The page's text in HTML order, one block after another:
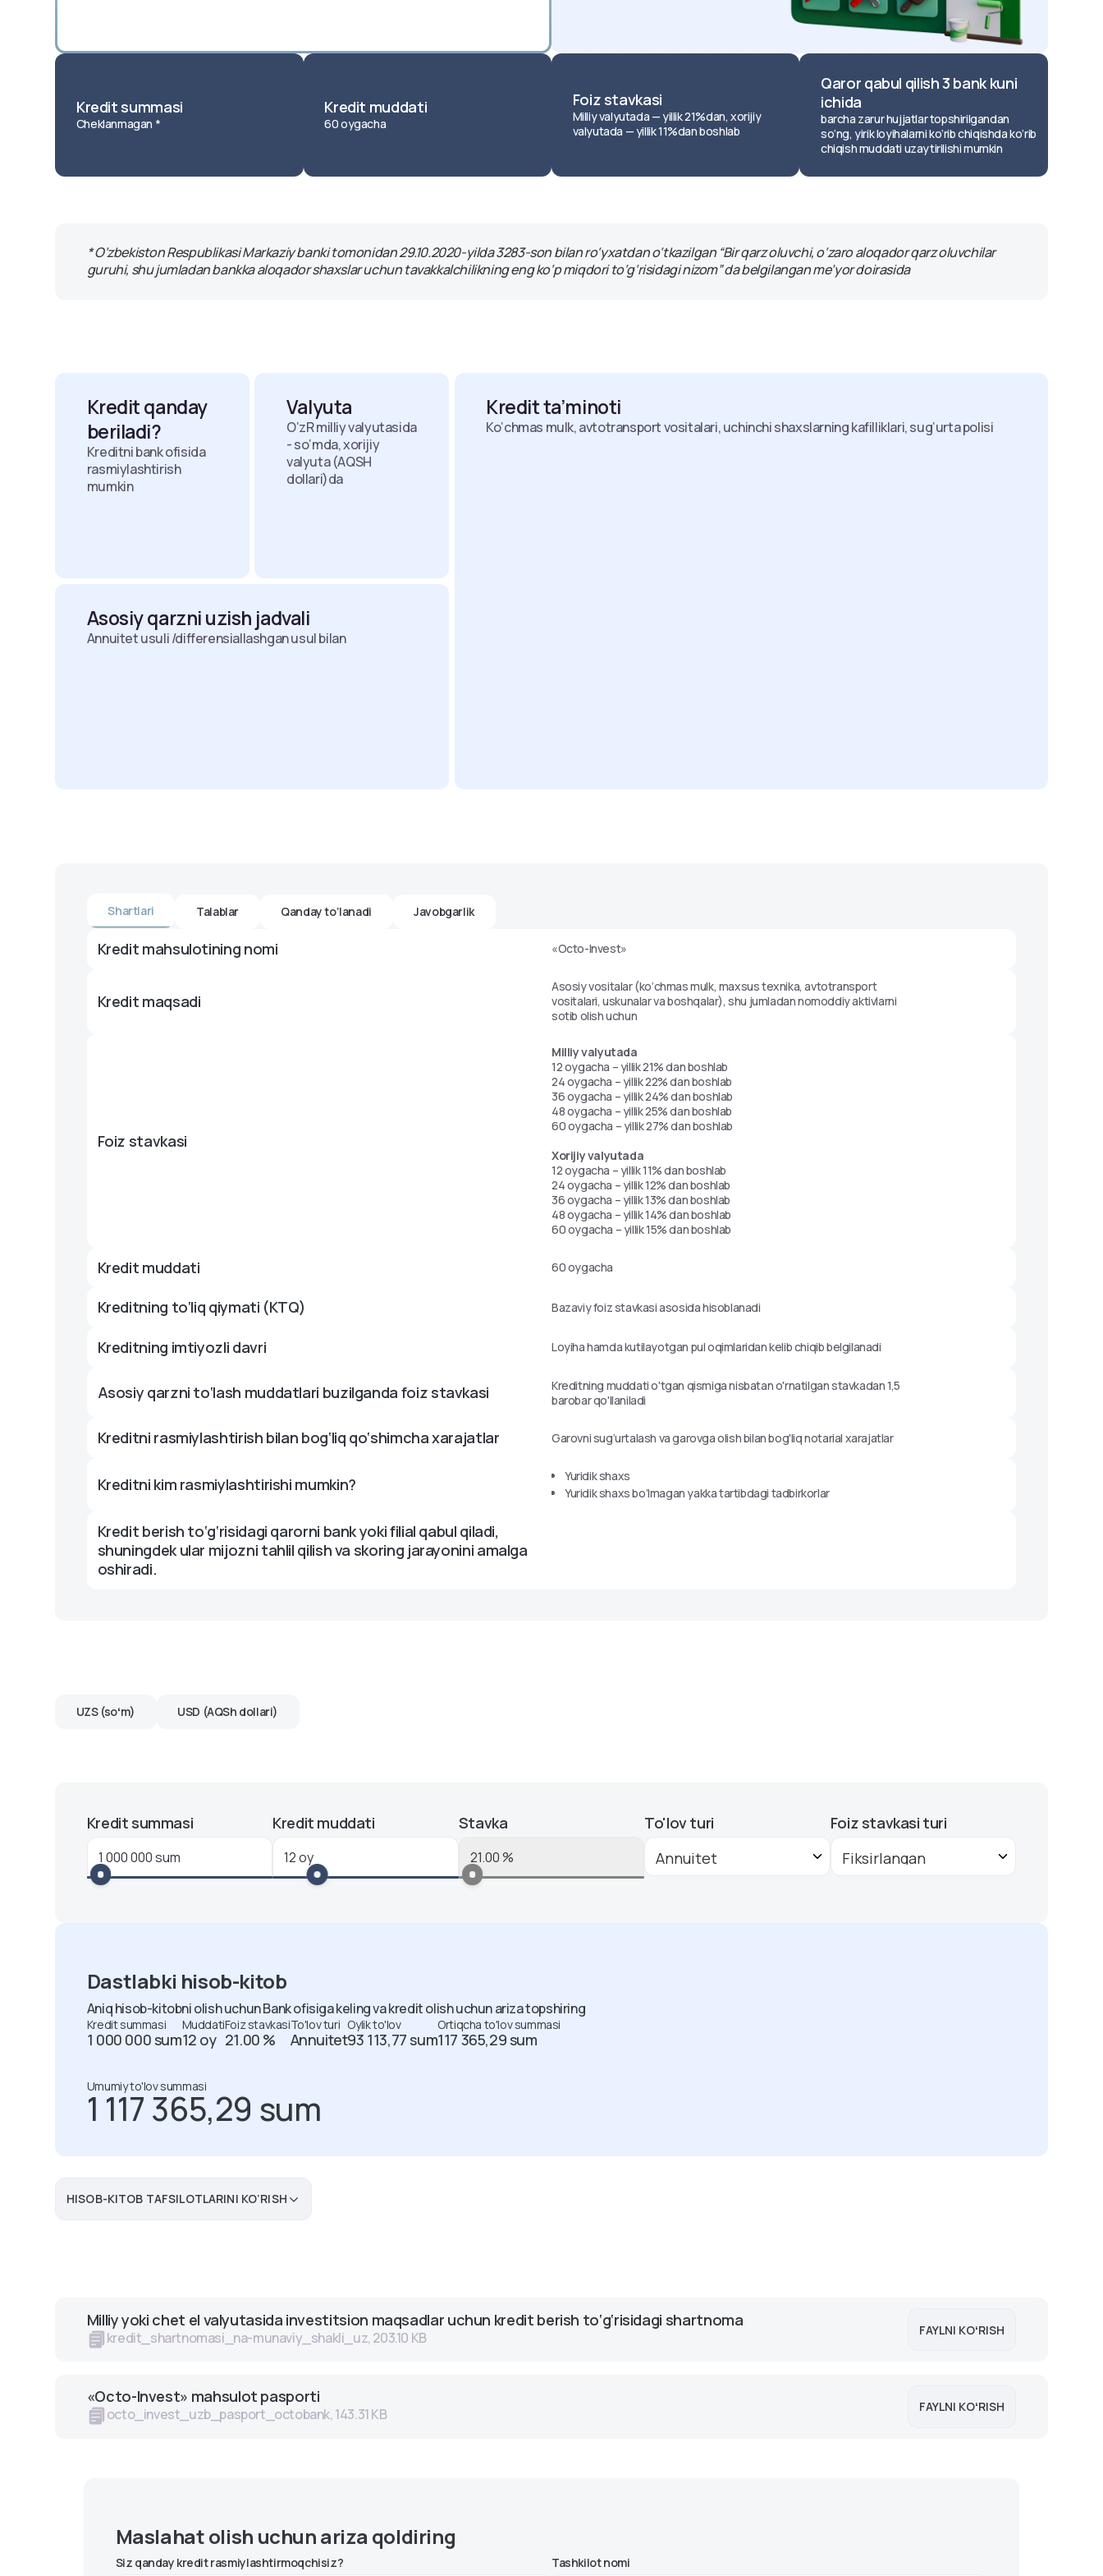
Octo-Mobile uchun
Kredit summasi
Cheklanmagan *
Kredit muddati
60 oygacha
Foiz stavkasi
Milliy valyutada — yillik 21%dan, xorijiy
valyutada — yillik 11%dan boshlab
Qaror qabul qilish 3 bank kuni
ichida
barcha zarur hujjatlar topshirilgandan
so‘ng, yirik loyihalarni ko‘rib chiqishda ko‘rib
chiqish muddati uzaytirilishi mumkin
* O‘zbekiston Respublikasi Markaziy banki tomonidan 29.10.2020-yilda 3283-son bilan ro‘yxatdan o‘tkazilgan “Bir qarz oluvchi, o‘zaro aloqador qarz oluvchilar
guruhi, shu jumladan bankka aloqador shaxslar uchun tavakkalchilikning eng ko‘p miqdori to‘g‘risidagi nizom” da belgilangan me’yor doirasida
Kredit qanday
beriladi?
Kreditni bank ofisida
rasmiylashtirish
mumkin
Valyuta
O‘zR milliy valyutasida
- so‘mda, xorijiy
valyuta (AQSH
dollari)da
Kredit ta’minoti
Ko‘chmas mulk, avtotransport vositalari, uchinchi shaxslarning kafilliklari, sug‘urta polisi
Asosiy qarzni uzish jadvali
Annuitet usuli /differensiallashgan usul bilan
Shartlari Talablar Qanday to‘lanadi Javobgarlik
Kredit mahsulotining nomi «Octo-Invest»
Kredit maqsadi
Asosiy vositalar (ko‘chmas mulk, maxsus texnika, avtotransport
vositalari, uskunalar va boshqalar), shu jumladan nomoddiy aktivlarni
sotib olish uchun
Foiz stavkasi
Milliy valyutada
12 oygacha – yillik 21% dan boshlab
24 oygacha – yillik 22% dan boshlab
36 oygacha – yillik 24% dan boshlab
48 oygacha – yillik 25% dan boshlab
60 oygacha – yillik 27% dan boshlab
Xorijiy valyutada
12 oygacha – yillik 11% dan boshlab
24 oygacha – yillik 12% dan boshlab
36 oygacha – yillik 13% dan boshlab
48 oygacha – yillik 14% dan boshlab
60 oygacha – yillik 15% dan boshlab
Kredit muddati 60 oygacha
Kreditning to‘liq qiymati (KTQ) Bazaviy foiz stavkasi asosida hisoblanadi
Kreditning imtiyozli davri Loyiha hamda kutilayotgan pul oqimlaridan kelib chiqib belgilanadi
Asosiy qarzni to‘lash muddatlari buzilganda foiz stavkasi
Kreditning muddati o'tgan qismiga nisbatan o'rnatilgan stavkadan 1,5
barobar qo'llaniladi
Kreditni rasmiylashtirish bilan bog‘liq qo‘shimcha xarajatlar Garovni sug‘urtalash va garovga olish bilan bog'liq notarial xarajatlar
Kreditni kim rasmiylashtirishi mumkin?
Yuridik shaxs
Yuridik shaxs bo‘lmagan yakka tartibdagi tadbirkorlar
Kredit berish to‘g‘risidagi qarorni bank yoki filial qabul qiladi,
shuningdek ular mijozni tahlil qilish va skoring jarayonini amalga
oshiradi.
UZS (soʻm) USD (AQSh dollari)
Kredit summasi Kredit muddati Stavka To'lov turi Foiz stavkasi turi
Dastlabki hisob-kitob
Aniq hisob-kitobni olish uchun Bank ofisiga keling va kredit olish uchun ariza topshiring
Kredit summasi
1 000 000 sum
Muddati
12 oy
Foiz stavkasi
21.00 %
To'lov turi
Annuitet
Oylik to'lov
93 113,77sum
Ortiqcha to'lov summasi
117 365,29sum
Umumiy to'lov summasi
1 117 365,29 sum
HISOB-KITOB TAFSILOTLARINI KO’RISH
Milliy yoki chet el valyutasida investitsion maqsadlar uchun kredit berish to‘g‘risidagi shartnoma
kredit_shartnomasi_na-munaviy_shakli_uz, 203.10 KB FAYLNI KOʻRISH
«Octo-Invest» mahsulot pasporti
octo_invest_uzb_pasport_octobank, 143.31 KB FAYLNI KOʻRISH
Maslahat olish uchun ariza qoldiring
Siz qanday kredit rasmiylashtirmoqchisiz? Tashkilot nomi